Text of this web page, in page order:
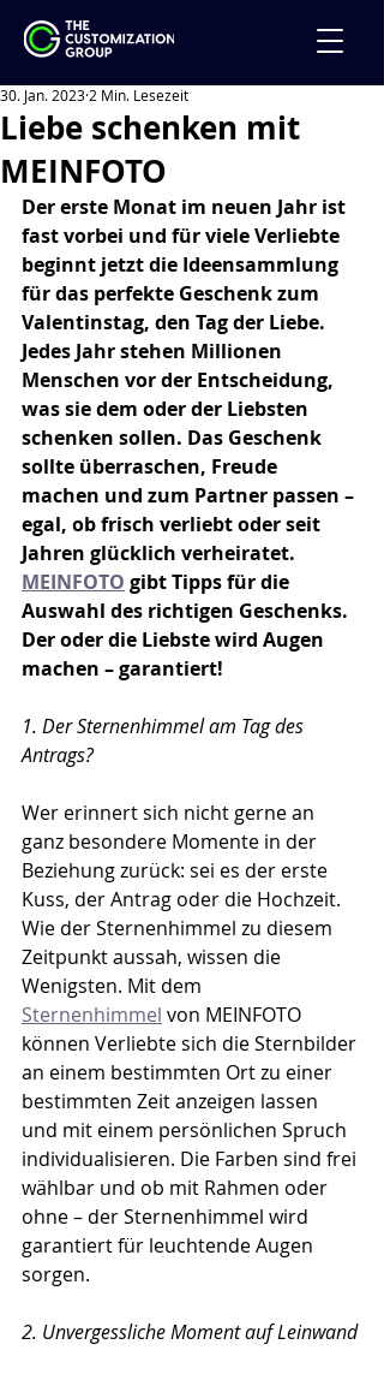
Liebe schenken mit
MEINFOTO
30. Jan. 2023 2 Min. Lesezeit
Der erste Monat im neuen Jahr ist
fast vorbei und für viele Verliebte
beginnt jetzt die Ideensammlung
für das perfekte Geschenk zum
Valentinstag, den Tag der Liebe.
Jedes Jahr stehen Millionen
Menschen vor der Entscheidung,
was sie dem oder der Liebsten
schenken sollen. Das Geschenk
sollte überraschen, Freude
machen und zum Partner passen –
egal, ob frisch verliebt oder seit
Jahren glücklich verheiratet.
MEINFOTO gibt Tipps für die
Auswahl des richtigen Geschenks.
Der oder die Liebste wird Augen
machen – garantiert!
1. Der Sternenhimmel am Tag des
Antrags?
Wer erinnert sich nicht gerne an
ganz besondere Momente in der
Beziehung zurück: sei es der erste
Kuss, der Antrag oder die Hochzeit.
Wie der Sternenhimmel zu diesem
Zeitpunkt aussah, wissen die
Wenigsten. Mit dem
Sternenhimmel von MEINFOTO
können Verliebte sich die Sternbilder
an einem bestimmten Ort zu einer
bestimmten Zeit anzeigen lassen
und mit einem persönlichen Spruch
individualisieren. Die Farben sind frei
wählbar und ob mit Rahmen oder
ohne – der Sternenhimmel wird
garantiert für leuchtende Augen
sorgen.
2. Unvergessliche Moment auf Leinwand